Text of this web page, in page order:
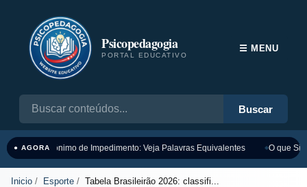
Psicopedagogia
PORTAL EDUCATIVO
Buscar
☰ MENU
● AGORASinônimo de Impedimento: Veja Palavras Equivalentes O que
Inicio Esporte Tabela Brasileirão 2026: classifi...